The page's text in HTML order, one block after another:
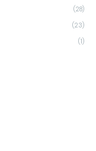
(28)
(23)
(1)